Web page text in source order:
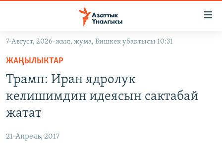
Навигацияга
өтүңүз
Издөөгө
салыңыз
МАДАНИЯТ
ДҮЙНӨ
ТВ ПРОГРАММАЛАР
7-Август, 2026-жыл, жума, Бишкек убактысы 10:31
ЖАҢЫЛЫКТАР
Трамп: Иран ядролук
келишимдин идеясын сактабай
жатат
21-Апрель, 2017